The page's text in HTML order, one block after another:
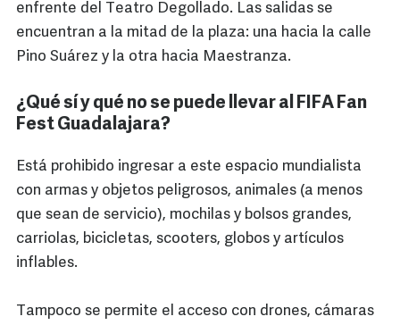
enfrente del Teatro Degollado. Las salidas se
encuentran a la mitad de la plaza: una hacia la calle
Pino Suárez y la otra hacia Maestranza.
¿Qué sí y qué no se puede llevar al FIFA Fan
Fest Guadalajara?
Está prohibido ingresar a este espacio mundialista
con armas y objetos peligrosos, animales (a menos
que sean de servicio), mochilas y bolsos grandes,
carriolas, bicicletas, scooters, globos y artículos
inflables.
Tampoco se permite el acceso con drones, cámaras